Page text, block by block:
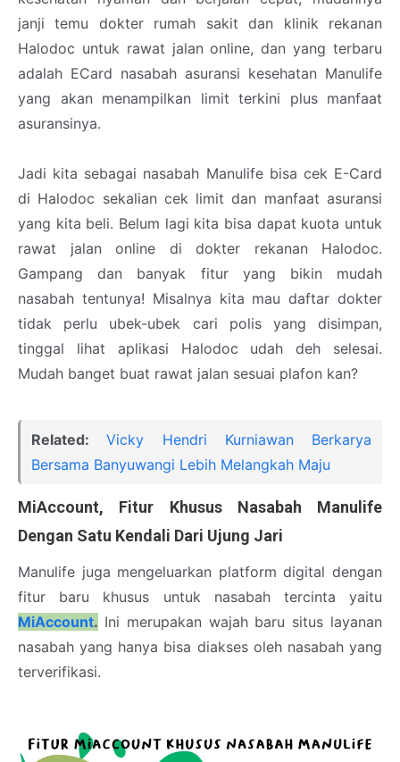
janji temu dokter rumah sakit dan klinik rekanan
Halodoc untuk rawat jalan online, dan yang terbaru
adalah ECard nasabah asuransi kesehatan Manulife
yang akan menampilkan limit terkini plus manfaat
asuransinya.
Jadi kita sebagai nasabah Manulife bisa cek E-Card
di Halodoc sekalian cek limit dan manfaat asuransi
yang kita beli. Belum lagi kita bisa dapat kuota untuk
rawat jalan online di dokter rekanan Halodoc.
Gampang dan banyak fitur yang bikin mudah
nasabah tentunya! Misalnya kita mau daftar dokter
tidak perlu ubek-ubek cari polis yang disimpan,
tinggal lihat aplikasi Halodoc udah deh selesai.
Mudah banget buat rawat jalan sesuai plafon kan?
Related:Vicky Hendri Kurniawan Berkarya
Bersama Banyuwangi Lebih Melangkah Maju
MiAccount, Fitur Khusus Nasabah Manulife
Dengan Satu Kendali Dari Ujung Jari
Manulife juga mengeluarkan platform digital dengan
fitur baru khusus untuk nasabah tercinta yaitu
MiAccount. Ini merupakan wajah baru situs layanan
nasabah yang hanya bisa diakses oleh nasabah yang
terverifikasi.